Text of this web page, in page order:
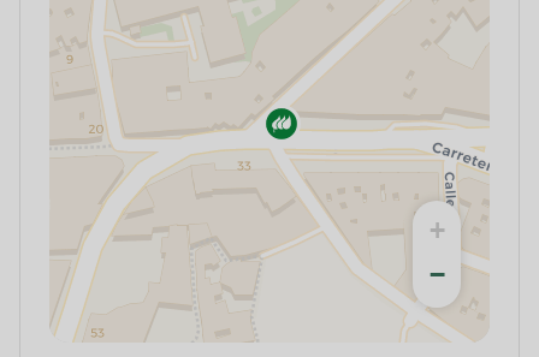
+
−